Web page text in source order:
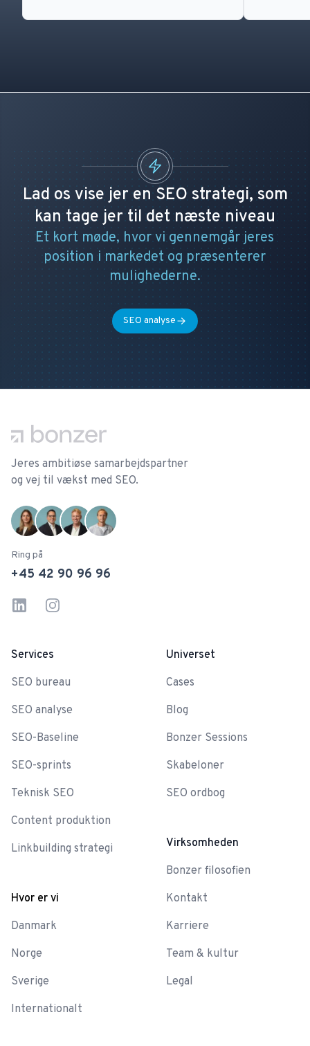
Lad os vise jer en SEO strategi, som
kan tage jer til det næste niveau
Et kort møde, hvor vi gennemgår jeres
position i markedet og præsenterer
mulighederne.
SEO analyse
Jeres ambitiøse samarbejdspartner
og vej til vækst med SEO.
Ring på
+45 42 90 96 96
LinkedinInstagram
Services
SEO bureau
SEO analyse
SEO-Baseline
SEO-sprints
Teknisk SEO
Content produktion
Linkbuilding strategi
Hvor er vi
Danmark
Norge
Sverige
Internationalt
Universet
Cases
Blog
Bonzer Sessions
Skabeloner
SEO ordbog
Virksomheden
Bonzer filosofien
Kontakt
Karriere
Team & kultur
Legal